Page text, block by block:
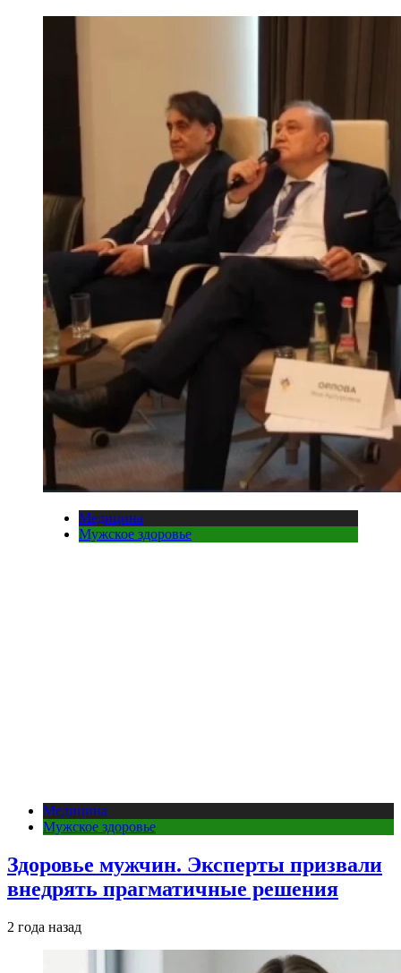
Медицина
Мужское здоровье
Медицина
Мужское здоровье
Здоровье мужчин. Эксперты призвали
внедрять прагматичные решения
2 года назад